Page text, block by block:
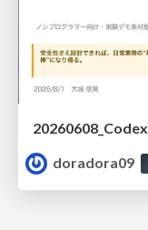
doradora09